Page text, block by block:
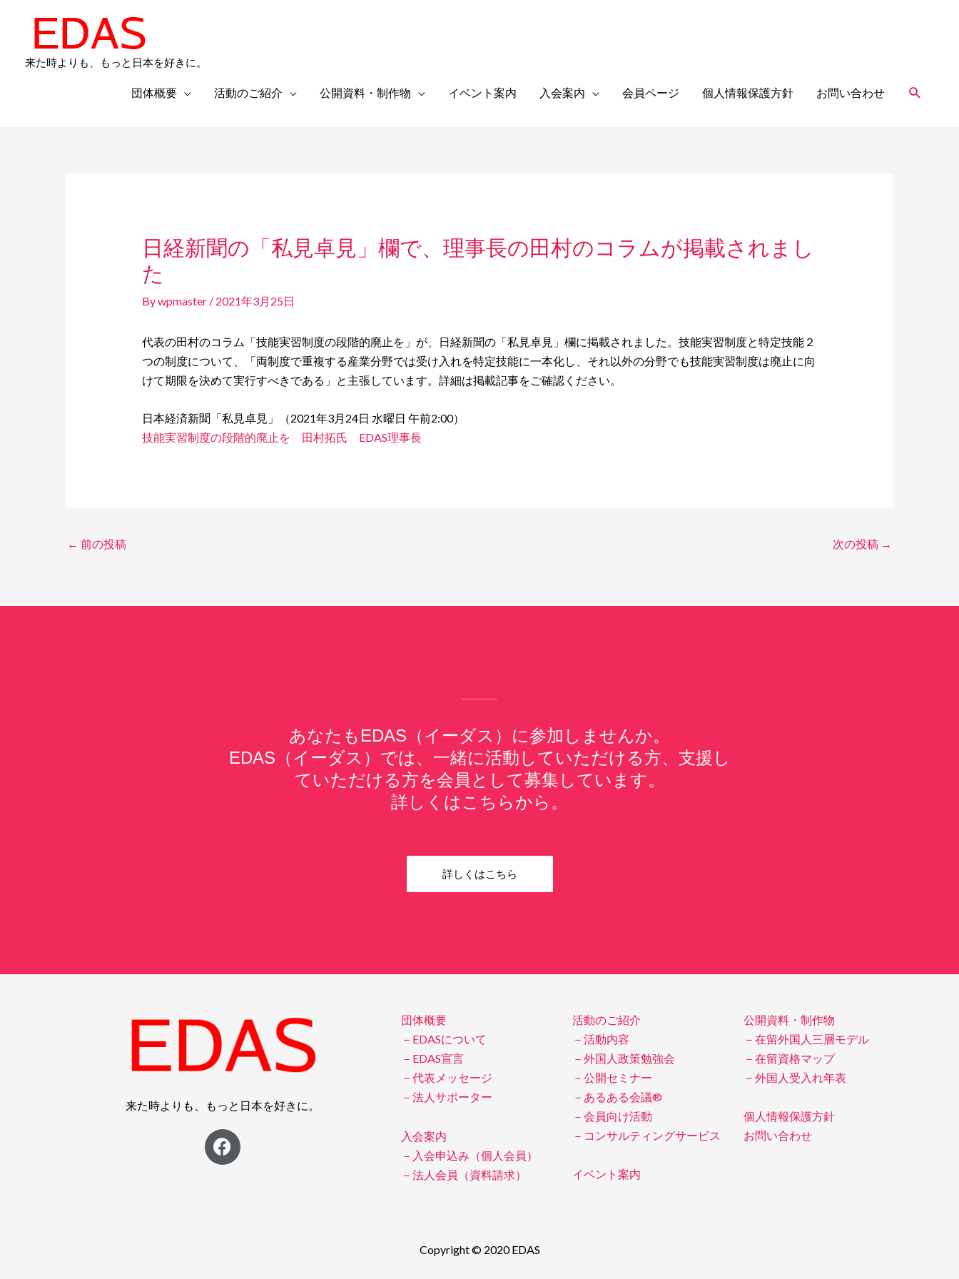
来た時よりも、もっと日本を好きに。
団体概要 活動のご紹介 公開資料・制作物 イベント案内 入会案内 会員ページ 個人情報保護方針 お問い合わせ
検
日経新聞の「私見卓見」欄で、理事長の田村のコラムが掲載されまし
た
Bywpmaster / 2021年3月25日
代表の田村のコラム「技能実習制度の段階的廃止を」が、日経新聞の「私見卓見」欄に掲載されました。技能実習制度と特定技能２
つの制度について、「両制度で重複する産業分野では受け入れを特定技能に一本化し、それ以外の分野でも技能実習制度は廃止に向
けて期限を決めて実行すべきである」と主張しています。詳細は掲載記事をご確認ください。
日本経済新聞「私見卓見」（2021年3月24日 水曜日 午前2:00）
技能実習制度の段階的廃止を 田村拓氏 EDAS理事長
← 前の投稿 次の投稿 →
あなたもEDAS（イーダス）に参加しませんか。
EDAS（イーダス）では、一緒に活動していただける方、支援し
ていただける方を会員として募集しています。
詳しくはこちらから。
詳しくはこちら
来た時よりも、もっと日本を好きに。
F
a
団体概要
－EDASについて
－EDAS宣言
－代表メッセージ
－法人サポーター
入会案内
－入会申込み（個人会員）
－法人会員（資料請求）
活動のご紹介
－活動内容
－外国人政策勉強会
－公開セミナー
－あるある会議®
－会員向け活動
－コンサルティングサービス
イベント案内
公開資料・制作物
－在留外国人三層モデル
－在留資格マップ
－外国人受入れ年表
個人情報保護方針
お問い合わせ
Copyright © 2020 EDAS